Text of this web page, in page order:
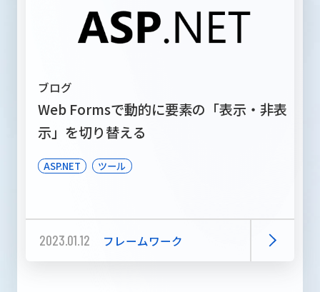
ブログ
Web Formsで動的に要素の「表示・非表
示」を切り替える
ASP.NET ツール
2023.01.12 フレームワーク